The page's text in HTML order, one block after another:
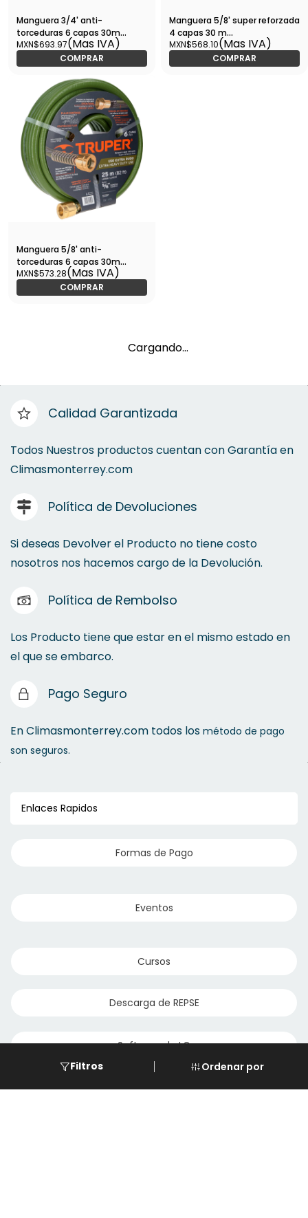
Ordenar por
Filtros
Manguera 3/4' anti-
torceduras 6 capas 30m
conexiones d/metal-MAN-
30X3/4XX / 100148
MXN$693.97(Mas IVA)
COMPRAR
Manguera 5/8' super reforzada
4 capas 30 m
conexiones metal-MAN-
30X5/8X / 16040
MXN$568.10(Mas IVA)
COMPRAR
Manguera 5/8' anti-
torceduras 6 capas 30m
conexiones d/metal-MAN-
30X5/8XX / 19744
MXN$573.28(Mas IVA)
COMPRAR
Cargando…
Calidad Garantizada
Todos Nuestros productos cuentan con Garantía en
Climasmonterrey.com
Política de Devoluciones
Si deseas Devolver el Producto no tiene costo
nosotros nos hacemos cargo de la Devolución.
Política de Rembolso
Los Producto tiene que estar en el mismo estado en
el que se embarco.
Pago Seguro
En Climasmonterrey.com todos los método de pago
son seguros.
Enlaces Rapidos
Formas de Pago
Eventos
Cursos
Descarga de REPSE
Software de LG
Asistencia